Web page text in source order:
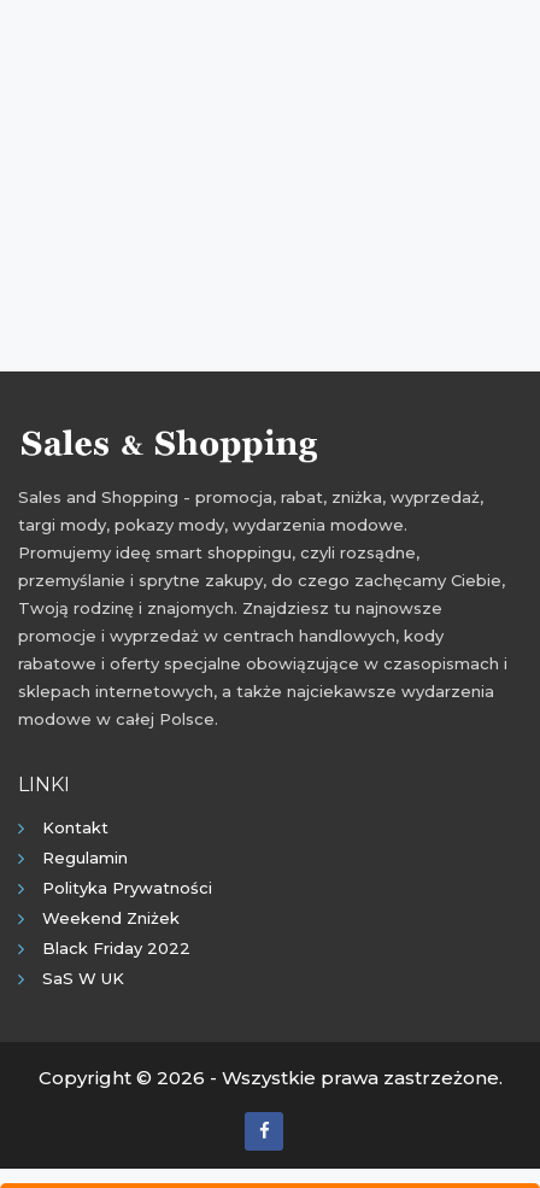
Sales and Shopping - promocja, rabat, zniżka, wyprzedaż,
targi mody, pokazy mody, wydarzenia modowe.
Promujemy ideę smart shoppingu, czyli rozsądne,
przemyślanie i sprytne zakupy, do czego zachęcamy Ciebie,
Twoją rodzinę i znajomych. Znajdziesz tu najnowsze
promocje i wyprzedaż w centrach handlowych, kody
rabatowe i oferty specjalne obowiązujące w czasopismach i
sklepach internetowych, a także najciekawsze wydarzenia
modowe w całej Polsce.
LINKI
Kontakt
Regulamin
Polityka Prywatności
Weekend Zniżek
Black Friday 2022
SaS W UK
Copyright © 2026 - Wszystkie prawa zastrzeżone.